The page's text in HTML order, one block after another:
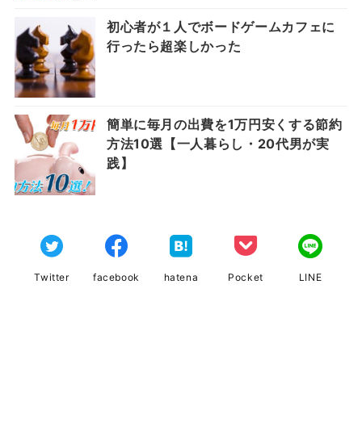
初心者が１人でボードゲームカフェに
行ったら超楽しかった
簡単に毎月の出費を1万円安くする節約
方法10選【一人暮らし・20代男が実
践】
Twitter facebook hatena Pocket LINE